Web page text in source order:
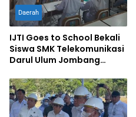
Daerah
IJTI Goes to School Bekali
Siswa SMK Telekomunikasi
Darul Ulum Jombang